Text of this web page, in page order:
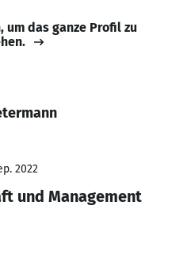
um das ganze Profil zu
2022
und Management